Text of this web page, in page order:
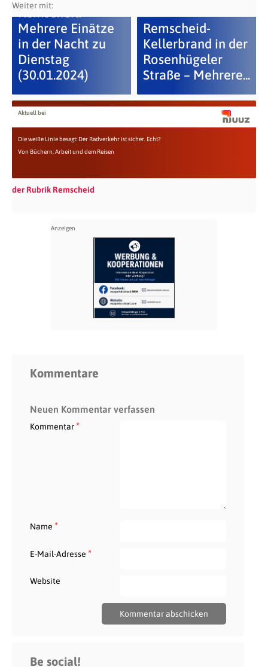
Weiter mit:
Remscheid –
Mehrere Einätze
in der Nacht zu
Dienstag
(30.01.2024)
Remscheid-
Kellerbrand in der
Rosenhügeler
Straße – Mehrere...
Aktuell bei
Die weiße Linie besagt: Der Radverkehr ist sicher. Echt?
Von Büchern, Arbeit und dem Reisen
der Rubrik Remscheid
Kommentare
Neuen Kommentar verfassen
Kommentar*
Name *
E-Mail-Adresse *
Website
Be social!